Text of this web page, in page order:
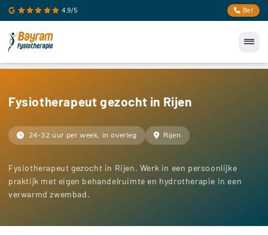
4.9/5 Bel
Fysiotherapeut gezocht in Rijen
24-32 uur per week, in overleg Rijen
Fysiotherapeut gezocht in Rijen. Werk in een persoonlijke
praktijk met eigen behandelruimte en hydrotherapie in een
verwarmd zwembad.